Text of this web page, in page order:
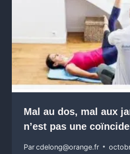
Mal au dos, mal aux
n’est pas une
Parcdelong@orange.fr